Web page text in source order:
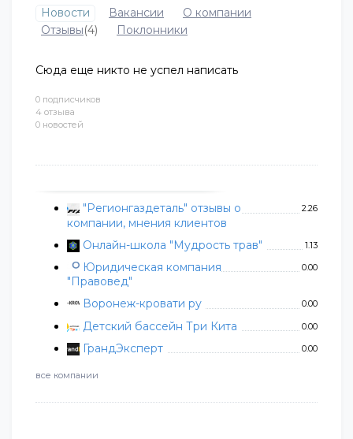
0 подписчиков
4 отзыва
0 новостей
"Регионгаздеталь" отзывы о
компании, мнения клиентов
2.26
Онлайн-школа "Мудрость трав" 1.13
Юридическая компания
"Правовед"
0.00
Воронеж-кровати ру 0.00
Детский бассейн Три Кита 0.00
ГрандЭксперт 0.00
все компании
Новости Вакансии
О компании
Отзывы(4) Поклонники
Сюда еще никто не успел написать